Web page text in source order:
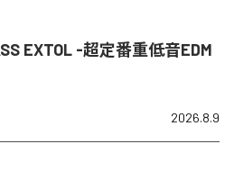
EXTOL -超定番重低音EDM
2026.8.9